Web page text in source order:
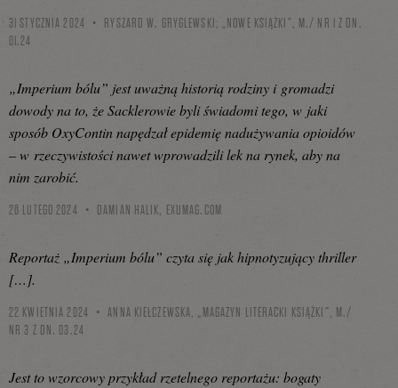
31 STYCZNIA 2024
RYSZARD W. GRYGLEWSKI, „NOWE KSIĄŻKI”, M./ NR 1 Z DN.
01.24
„Imperium bólu” jest uważną historią rodziny i gromadzi
dowody na to, że Sacklerowie byli świadomi tego, w jaki
sposób OxyContin napędzał epidemię nadużywania opioidów
– w rzeczywistości nawet wprowadzili lek na rynek, aby na
nim zarobić.
26 LUTEGO 2024 DAMIAN HALIK, EXUMAG.COM
Reportaż „Imperium bólu” czyta się jak hipnotyzujący thriller
[…].
22 KWIETNIA 2024
ANNA KIEŁCZEWSKA, „MAGAZYN LITERACKI KSIĄŻKI”, M./
NR 3 Z DN. 03.24
Jest to wzorcowy przykład rzetelnego reportażu: bogaty